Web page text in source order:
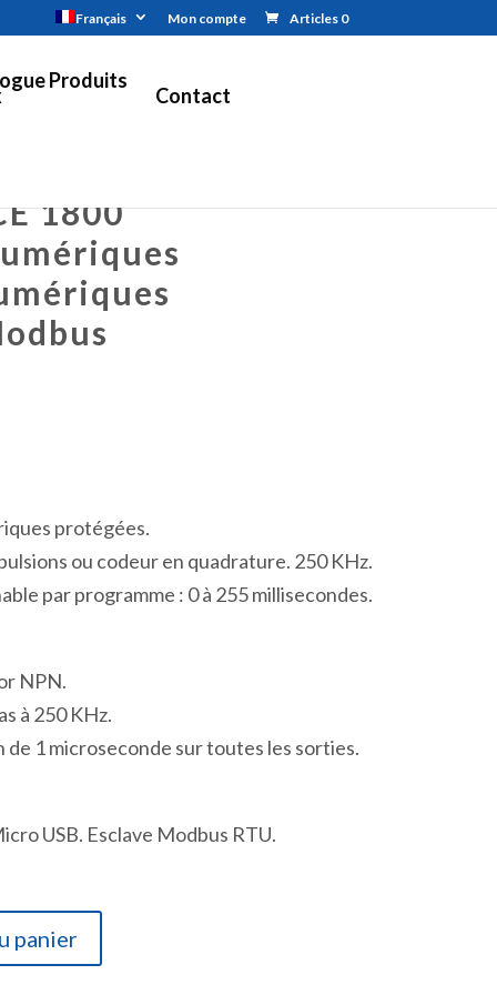
Français Mon compte Articles 0
Produits
Contact
1800
protégées.
ou codeur en quadrature. 250 KHz.
par programme : 0 à 255 millisecondes.
NPN.
à 250 KHz.
1 microseconde sur toutes les sorties.
USB. Esclave Modbus RTU.
panier